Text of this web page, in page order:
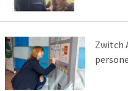
Zwitch